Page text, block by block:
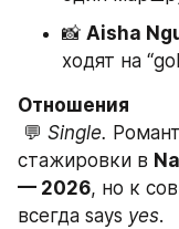
📸 Aisha
ходят на
Отношения
💬 Single.
стажировки в
— 2026, но к
всегда says yes.